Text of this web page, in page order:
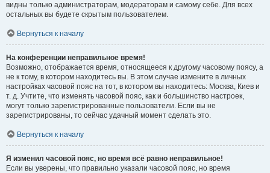
видны только администраторам, модераторам и самому себе. Для всех
остальных вы будете скрытым пользователем.
Вернуться к началу
На конференции неправильное время!
Возможно, отображается время, относящееся к другому часовому поясу, а
не к тому, в котором находитесь вы. В этом случае измените в личных
настройках часовой пояс на тот, в котором вы находитесь: Москва, Киев и
т. д. Учтите, что изменять часовой пояс, как и большинство настроек,
могут только зарегистрированные пользователи. Если вы не
зарегистрированы, то сейчас удачный момент сделать это.
Вернуться к началу
Я изменил часовой пояс, но время всё равно неправильное!
Если вы уверены, что правильно указали часовой пояс, но время